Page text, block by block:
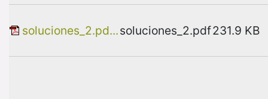
soluciones_2.pd...soluciones_2.pdf231.9 KB